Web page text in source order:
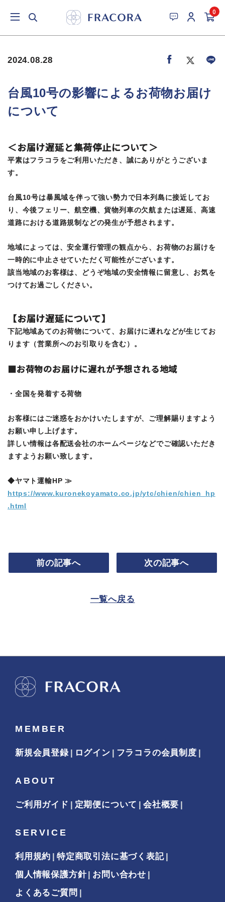
0
2024.08.28
台風10号の影響によるお荷物お届け
について
＜お届け遅延と集荷停止について＞
平素はフラコラをご利用いただき、誠にありがとうございま
す。
台風10号は暴風域を伴って強い勢力で日本列島に接近してお
り、今後フェリー、航空機、貨物列車の欠航または遅延、高速
道路における道路規制などの発生が予想されます。
地域によっては、安全運行管理の観点から、お荷物のお届けを
一時的に中止させていただく可能性がございます。
該当地域のお客様は、どうぞ地域の安全情報に留意し、お気を
つけてお過ごしください。
【お届け遅延について】
下記地域あてのお荷物について、お届けに遅れなどが生じてお
ります（営業所へのお引取りを含む）。
■お荷物のお届けに遅れが予想される地域
・全国を発着する荷物
お客様にはご迷惑をおかけいたしますが、ご理解賜りますよう
お願い申し上げます。
詳しい情報は各配送会社のホームページなどでご確認いただき
ますようお願い致します。
◆ヤマト運輸HP ≫
https://www.kuronekoyamato.co.jp/ytc/chien/chien_hp
.html
前の記事へ
一覧へ戻る
次の記事へ
MEMBER
新規会員登録 ログイン フラコラの会員制度
ABOUT
ご利用ガイド 定期便について 会社概要
SERVICE
利用規約
特定商取引法に基づく表記
個人情報保護方針
お問い合わせ
よくあるご質問